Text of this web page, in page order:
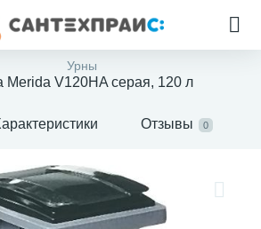
Урны
Merida V120HA серая, 120 л
Отзывы 0